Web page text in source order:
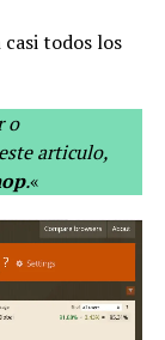
todos los
o
articulo,
.«